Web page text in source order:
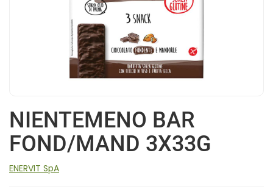
NIENTEMENO BAR
FOND/MAND 3X33G
ENERVIT SpA